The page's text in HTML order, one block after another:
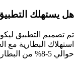
هل يستهلك
تم تصميم التطبيق
استهلاك البطارية مع
حوالي 5-8% من البطارية خلال 8 ساعات عمل.